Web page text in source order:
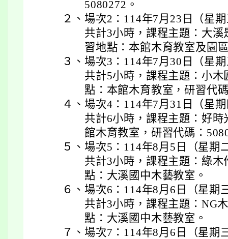
5080272。
２、 場次2：114年7月23日（星
共計3小時，課程主題：大
習地點：本館木育教室及園
３、 場次3：114年7月30日（星
共計5小時，課程主題：小
點：本館木育教室，研習代
４、 場次4：114年7月31日（星
共計6小時，課程主題：好
館木育教室，研習代碼：
５、 場次5：114年8月5日（星期
共計3小時，課程主題：綠
點：大溪國中木藝教室。
６、 場次6：114年8月6日（星期
共計3小時，課程主題：NG
點：大溪國中木藝教室。
７、 場次7：114年8月6日（星期